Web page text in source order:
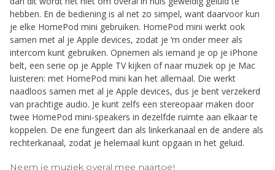
hebben. En de bediening is al net zo simpel, want daarvoor kun
je elke HomePod mini gebruiken. HomePod mini werkt ook
samen met al je Apple devices, zodat je ’m onder meer als
intercom kunt gebruiken. Opnemen als iemand je op je iPhone
belt, een serie op je Apple TV kijken of naar muziek op je Mac
luisteren: met HomePod mini kan het allemaal. Die werkt
naadloos samen met al je Apple devices, dus je bent verzekerd
van prachtige audio. Je kunt zelfs een stereopaar maken door
twee HomePod mini-speakers in dezelfde ruimte aan elkaar te
koppelen. De ene fungeert dan als linkerkanaal en de andere als
rechterkanaal, zodat je helemaal kunt opgaan in het geluid.
Neem je muziek overal mee naartoe!